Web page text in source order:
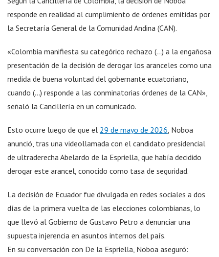
responde en realidad al cumplimiento de órdenes emitidas por
la Secretaría General de la Comunidad Andina (CAN).
«Colombia manifiesta su categórico rechazo (…) a la engañosa
presentación de la decisión de derogar los aranceles como una
medida de buena voluntad del gobernante ecuatoriano,
cuando (…) responde a las conminatorias órdenes de la CAN»,
señaló la Cancillería en un comunicado.
Esto ocurre luego de que el 29 de mayo de 2026 , Noboa
anunció, tras una videollamada con el candidato presidencial
de ultraderecha Abelardo de la Espriella, que había decidido
derogar este arancel, conocido como tasa de seguridad.
La decisión de Ecuador fue divulgada en redes sociales a dos
días de la primera vuelta de las elecciones colombianas, lo
que llevó al Gobierno de Gustavo Petro a denunciar una
supuesta injerencia en asuntos internos del país.
En su conversación con De la Espriella, Noboa aseguró: